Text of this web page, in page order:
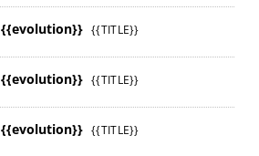
{{evolution}} {{TITLE}}
{{evolution}} {{TITLE}}
{{evolution}} {{TITLE}}